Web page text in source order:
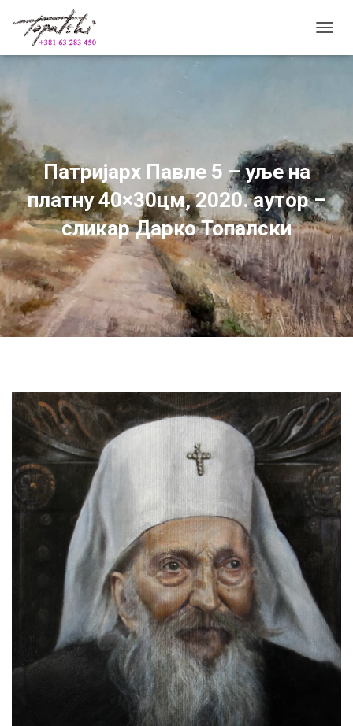
Р
С
А
К
Р
И
Ј
К
Р
Т
А
Њ
Е
Патријарх Павле 5 – уље на
платну 40×30цм, 2020. аутор –
сликар Дарко Топалски